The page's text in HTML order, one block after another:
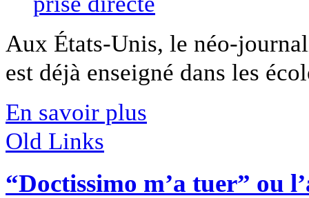
Aux États-Unis, le néo-
est déjà enseigné dans les
En savoir plus
Old Links
“Doctissimo m’a tuer” ou